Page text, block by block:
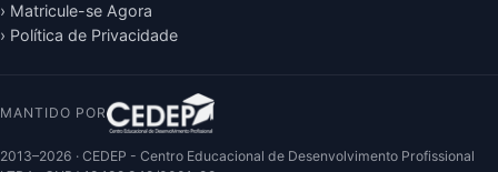
› Matricule-se Agora
› Política de Privacidade
MANTIDO POR
2013–2026 · CEDEP - Centro Educacional de Desenvolvimento Profissional